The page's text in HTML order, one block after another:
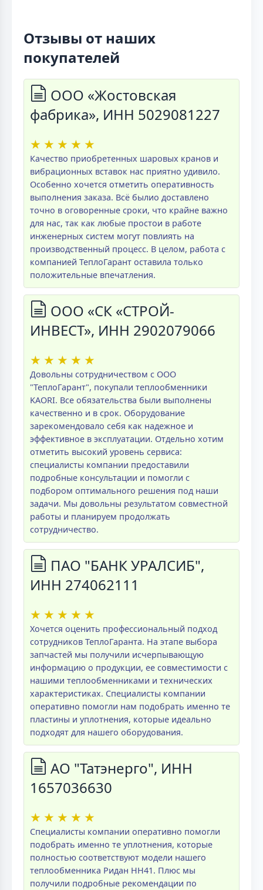
Отзывы от наших
покупателей
ООО «Жостовская
фабрика», ИНН 5029081227
★ ★ ★ ★ ★
Качество приобретенных шаровых кранов и
вибрационных вставок нас приятно удивило.
Особенно хочется отметить оперативность
выполнения заказа. Всё былио доставлено
точно в оговоренные сроки, что крайне важно
для нас, так как любые простои в работе
инженерных систем могут повлиять на
производственный процесс. В целом, работа с
компанией ТеплоГарант оставила только
положительные впечатления.
ООО «СК «СТРОЙ-
ИНВЕСТ», ИНН 2902079066
★ ★ ★ ★ ★
Довольны сотрудничеством с ООО
"ТеплоГарант", покупали теплообменники
KAORI. Все обязательства были выполнены
качественно и в срок. Оборудование
зарекомендовало себя как надежное и
эффективное в эксплуатации. Отдельно хотим
отметить высокий уровень сервиса:
специалисты компании предоставили
подробные консультации и помогли с
подбором оптимального решения под наши
задачи. Мы довольны результатом совместной
работы и планируем продолжать
сотрудничество.
ПАО "БАНК УРАЛСИБ",
ИНН 274062111
★ ★ ★ ★ ★
Хочется оценить профессиональный подход
сотрудников ТеплоГаранта. На этапе выбора
запчастей мы получили исчерпывающую
информацию о продукции, ее совместимости с
нашими теплообменниками и технических
характеристиках. Специалисты компании
оперативно помогли нам подобрать именно те
пластины и уплотнения, которые идеально
подходят для нашего оборудования.
АО "Татэнерго", ИНН
1657036630
★ ★ ★ ★ ★
Специалисты компании оперативно помогли
подобрать именно те уплотнения, которые
полностью соответствуют модели нашего
теплообменника Ридан НН41. Плюс мы
получили подробные рекомендации по